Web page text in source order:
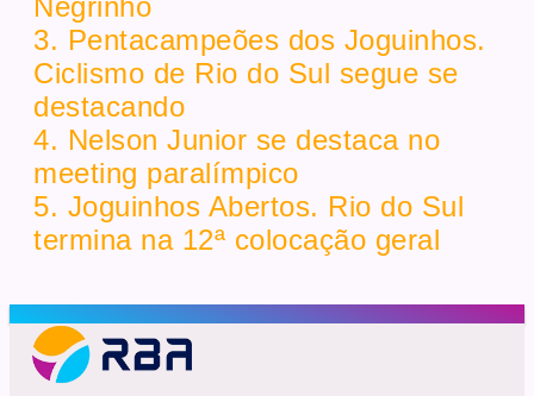
3. Pentacampeões dos Joguinhos.
Ciclismo de Rio do Sul segue se
destacando
4. Nelson Junior se destaca no
meeting paralímpico
5. Joguinhos Abertos. Rio do Sul
termina na 12ª colocação geral